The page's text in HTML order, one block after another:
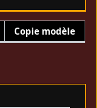
Copie modèle